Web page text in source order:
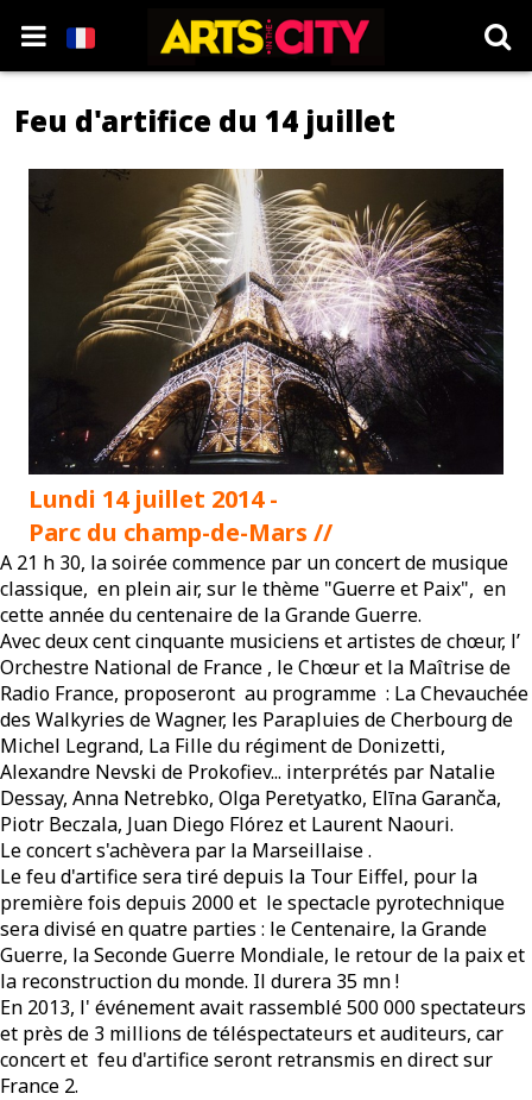
Feu d'artifice du 14 juillet
Lundi 14 juillet 2014 -
Parc du champ-de-Mars //
A 21 h 30, la soirée commence par un concert de musique
classique, en plein air, sur le thème "Guerre et Paix", en
cette année du centenaire de la Grande Guerre.
Avec deux cent cinquante musiciens et artistes de chœur, l’
Orchestre National de France , le Chœur et la Maîtrise de
Radio France, proposeront au programme : La Chevauchée
des Walkyries de Wagner, les Parapluies de Cherbourg de
Michel Legrand, La Fille du régiment de Donizetti,
Alexandre Nevski de Prokofiev... interprétés par Natalie
Dessay, Anna Netrebko, Olga Peretyatko, Elīna Garanča,
Piotr Beczala, Juan Diego Flórez et Laurent Naouri.
Le concert s'achèvera par la Marseillaise .
Le feu d'artifice sera tiré depuis la Tour Eiffel, pour la
première fois depuis 2000 et le spectacle pyrotechnique
sera divisé en quatre parties : le Centenaire, la Grande
Guerre, la Seconde Guerre Mondiale, le retour de la paix et
la reconstruction du monde. Il durera 35 mn !
En 2013, l' événement avait rassemblé 500 000 spectateurs
et près de 3 millions de téléspectateurs et auditeurs, car
concert et feu d'artifice seront retransmis en direct sur
France 2.